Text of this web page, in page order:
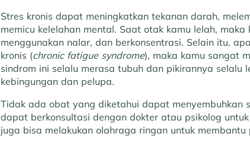
Stres kronis dapat meningkatkan tekanan darah,
memicu kelelahan mental. Saat otak kamu lelah,
menggunakan nalar, dan berkonsentrasi. Selain itu,
kronis (chronic fatigue syndrome), maka kamu sangat
sindrom ini selalu merasa tubuh dan pikirannya
kebingungan dan pelupa.
Tidak ada obat yang diketahui dapat menyembuhkan
dapat berkonsultasi dengan dokter atau psikolog
juga bisa melakukan olahraga ringan untuk membantu